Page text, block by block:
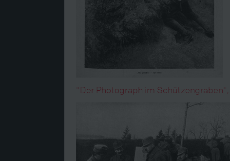
"Der Photograph im